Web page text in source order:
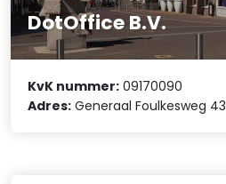
DotOffice B.V.
KvK nummer: 09170090
Adres: Generaal Foulkesweg 43